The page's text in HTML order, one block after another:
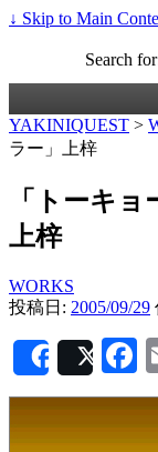
↓ Skip to Main
Search
YAKINIQUEST >
ラー」上梓
「トーキ
上梓
WORKS
投稿日: 2005/09/29
SharePost